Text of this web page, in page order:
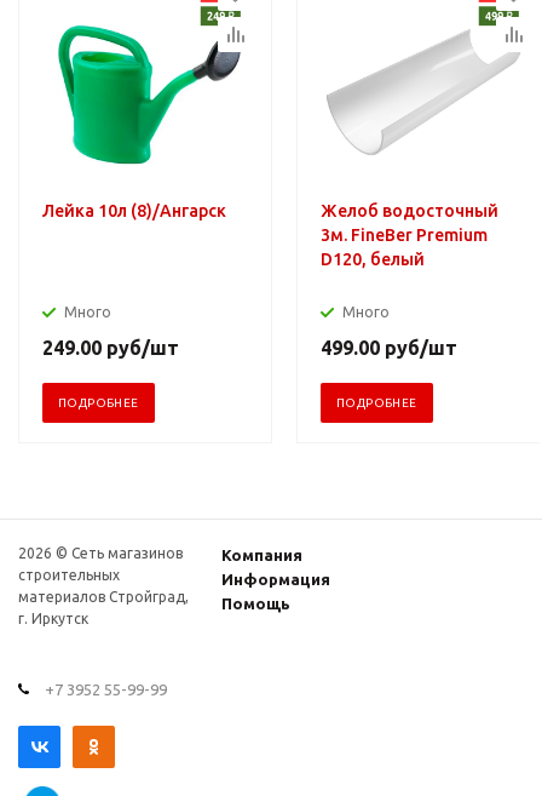
Лейка 10л (8)/Ангарск
Много
249.00 руб/шт
ПОДРОБНЕЕ
Желоб водосточный
3м. FineBer Premium
D120, белый
Много
499.00 руб/шт
ПОДРОБНЕЕ
2026 © Сеть магазинов
строительных
материалов Стройград,
г. Иркутск
Компания
Информация
Помощь
+7 3952 55-99-99